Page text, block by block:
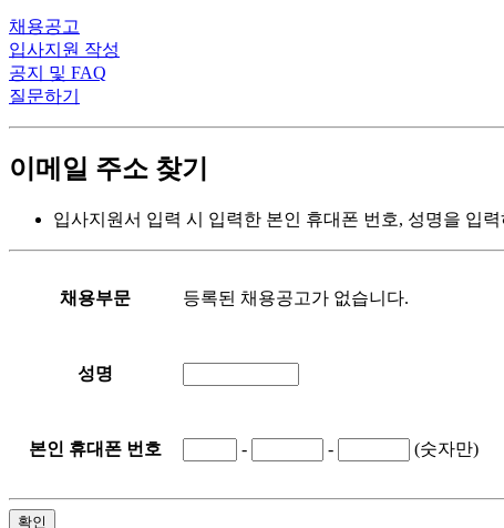
채용공고
입사지원 작성
공지 및 FAQ
질문하기
이메일 주소 찾기
입사지원서 입력 시 입력한 본인 휴대폰 번호, 성명을 입
채용부문 등록된 채용공고가 없습니다.
성명
본인 휴대폰 번호 - - (숫자만)
확인